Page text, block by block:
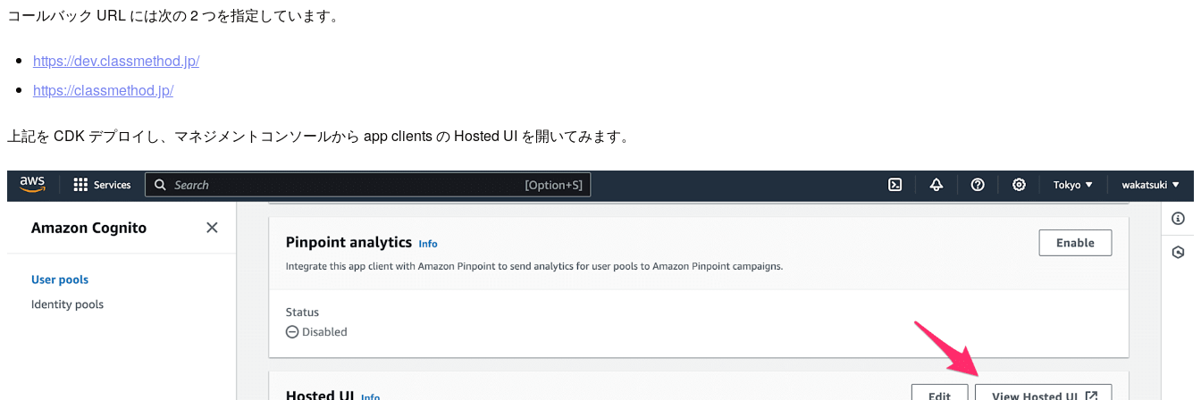
コールバック URL には次の 2 つを指定しています。
https://dev.classmethod.jp/
https://classmethod.jp/
上記を CDK デプロイし、マネジメントコンソールから app clients の Hosted UI を開いてみます。